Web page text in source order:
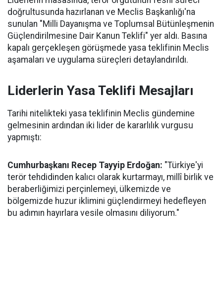
doğrultusunda hazırlanan ve Meclis Başkanlığı'na
sunulan "Milli Dayanışma ve Toplumsal Bütünleşmenin
Güçlendirilmesine Dair Kanun Teklifi" yer aldı. Basına
kapalı gerçekleşen görüşmede yasa teklifinin Meclis
aşamaları ve uygulama süreçleri detaylandırıldı.
Liderlerin Yasa Teklifi Mesajları
Tarihi nitelikteki yasa teklifinin Meclis gündemine
gelmesinin ardından iki lider de kararlılık vurgusu
yapmıştı:
Cumhurbaşkanı Recep Tayyip Erdoğan: "Türkiye'yi
terör tehdidinden kalıcı olarak kurtarmayı, millî birlik ve
beraberliğimizi perçinlemeyi, ülkemizde ve
bölgemizde huzur iklimini güçlendirmeyi hedefleyen
bu adımın hayırlara vesile olmasını diliyorum."